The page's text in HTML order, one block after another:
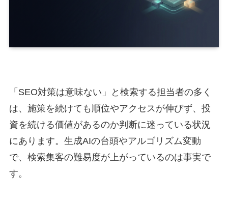
「SEO対策は意味ない」と検索する担当者の多く
は、施策を続けても順位やアクセスが伸びず、投
資を続ける価値があるのか判断に迷っている状況
にあります。生成AIの台頭やアルゴリズム変動
で、検索集客の難易度が上がっているのは事実で
す。